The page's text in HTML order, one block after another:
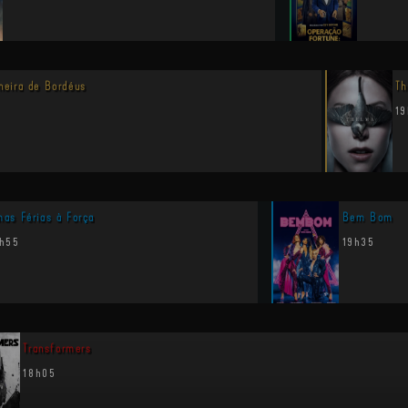
de Bordéus
Férias à Força
Bem Bom
19h35
Transformers
18h05